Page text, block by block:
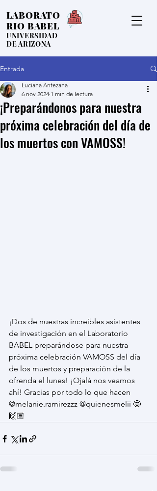
LABORATO
RIO BABEL
UNIVERSIDAD
DE ARIZONA
Entrada
¡Preparándonos para nuestra
próxima celebración del día de
los muertos con VAMOSS!
Luciana Antezana
6 nov 2024 1 min de lectura
¡Dos de nuestras increíbles asistentes
de investigación en el Laboratorio
BABEL preparándose para nuestra
próxima celebración VAMOSS del día
de los muertos y preparación de la
ofrenda el lunes! ¡Ojalá nos veamos
ahí! Gracias por todo lo que hacen
@melanie.ramirezzz @quienesmelii 🤩
🙌🏽